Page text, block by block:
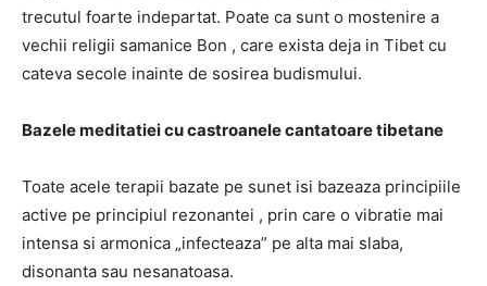
trecutul foarte indepartat. Poate ca sunt o mostenire a
vechii religii samanice Bon , care exista deja in Tibet cu
cateva secole inainte de sosirea budismului.
Bazele meditatiei cu castroanele cantatoare tibetane
Toate acele terapii bazate pe sunet isi bazeaza principiile
active pe principiul rezonantei , prin care o vibratie mai
intensa si armonica „infecteaza” pe alta mai slaba,
disonanta sau nesanatoasa.